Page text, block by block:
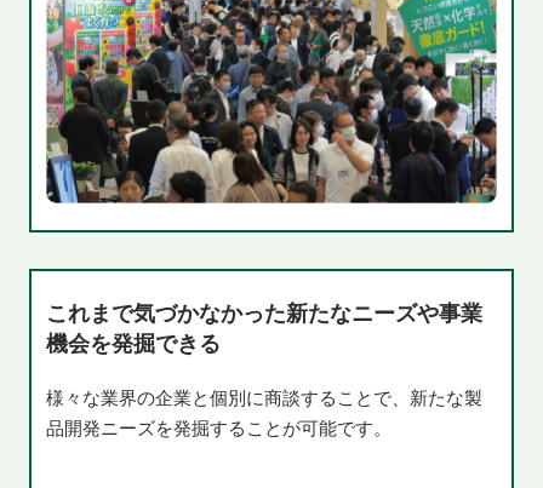
これまで気づかなかった新たなニーズや事業
機会を発掘できる
様々な業界の企業と個別に商談することで、新たな製
品開発ニーズを発掘することが可能です。